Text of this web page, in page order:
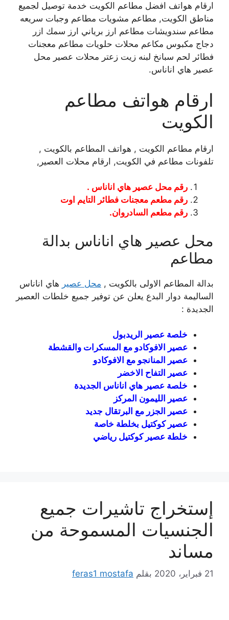
ارقام هواتف افضل مطاعم الكويت خدمة توصيل لجميع
مناطق الكويت, مطاعم مشويات مطاعم وجبات سريعه
مطاعم سندويشات مطاعم ارز برياني ارز سمك ازر
دجاج مكبوس مكاعم محلات حلويات مطاعم معجنات
فطائر لحم سبانخ لبنه زيت زعتر محلات عصير محل
عصير هاي اناناس.
ارقام هواتف مطاعم
الكويت
ارقام مطاعم الكويت , هواتف المطاعم بالكويت ,
تلفونات مطاعم في الكويت, ارقام محلات العصير,
رقم محل عصير هاي اناناس .
رقم مطعم معجنات فطائر التايم اوت
رقم مطعم السادروان.
محل عصير هاي اناناس بدالة
مطاعم
بدالة المطاعم الاولى بالكويت , محل عصير هاي اناناس
الساليمة دوار البدع يعلن عن توفير جميع خلطات العصير
الجديدة :
خلصة عصير الريدبول
عصير الافوكادو مع المسكرات والقشطة
عصير المنانجو مع الافوكادو
عصير التفاح الاخضر
خلصة عصير هاي اناناس الجديدة
عصير الليمون المركز
عصير الجزر مع البرتقال جديد
عصير كوكتيل بخلطة خاصة
خلطة عصير كوكتيل رياضي
إستخراج تاشيرات جميع
الجنسيات المسموحة من
مساند
21 فبراير، 2020 بقلم feras1 mostafa